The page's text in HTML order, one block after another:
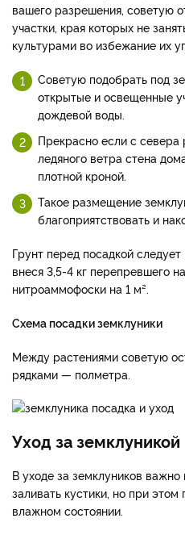
вашего разрешения, советую
участки, края которых не
культурами во избежание их
Советую подобрать под
открытые и освещенные
дождевой воды.
Прекрасно если с севера
ледяного ветра стена
плотной кроной.
Такое размещение
благоприятствовать и
Грунт перед посадкой
внеся 3,5-4 кг перепревшего
нитроаммофоски на 1 м².
Схема посадки земклуники
Между растениями советую
рядками — полметра.
Уход за земклуникой
В уходе за земклуников важно
заливать кустики, но при
влажном состоянии.